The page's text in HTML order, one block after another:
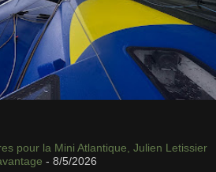
pour la Mini Atlantique, Julien Letissier
- 8/5/2026